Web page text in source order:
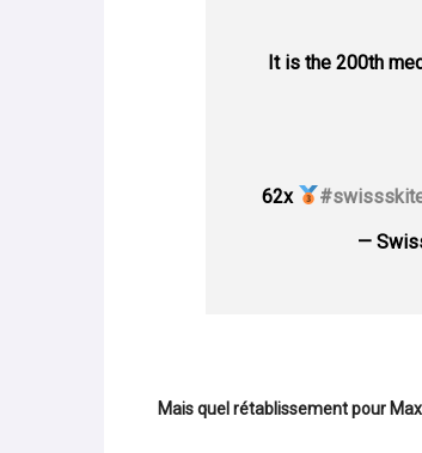
It is the 200th
62x
—
Mais quel rétablissement pour